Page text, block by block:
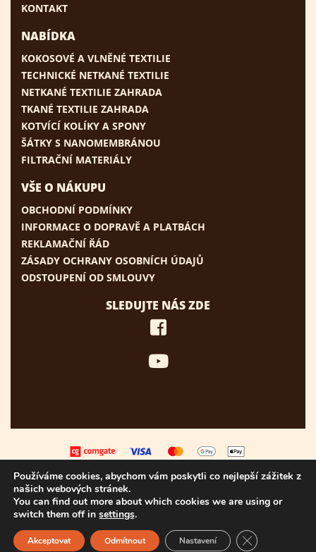
KONTAKT
NABÍDKA
KOKOSOVÉ A VLNĚNÉ TEXTILIE
TECHNICKÉ NETKANÉ TEXTILIE
NETKANÉ TEXTILIE ZAHRADA
TKANÉ TEXTILIE ZAHRADA
KOTVÍCÍ KOLÍKY A SPONY
ŠÁTKY S NANOMEMBRÁNOU
FILTRAČNÍ MATERIÁLY
VŠE O NÁKUPU
OBCHODNÍ PODMÍNKY
INFORMACE O DOPRAVĚ A PLATBÁCH
REKLAMAČNÍ ŘÁD
ZÁSADY OCHRANY OSOBNÍCH ÚDAJŮ
ODSTOUPENÍ OD SMLOUVY
SLEDUJTE NÁS ZDE
© PEMI Corporation s. r. o.,2026:: DEVELOPER:Ľuboš Kaššovic :: ADMIN INFO:
Používáme cookies, abychom vám poskytli co nejlepší zážitek z
našich webových stránek.
You can find out more about which cookies we are using or
switch them off in settings.
Akceptovat Odmítnout Nastavení Zavřít cookie